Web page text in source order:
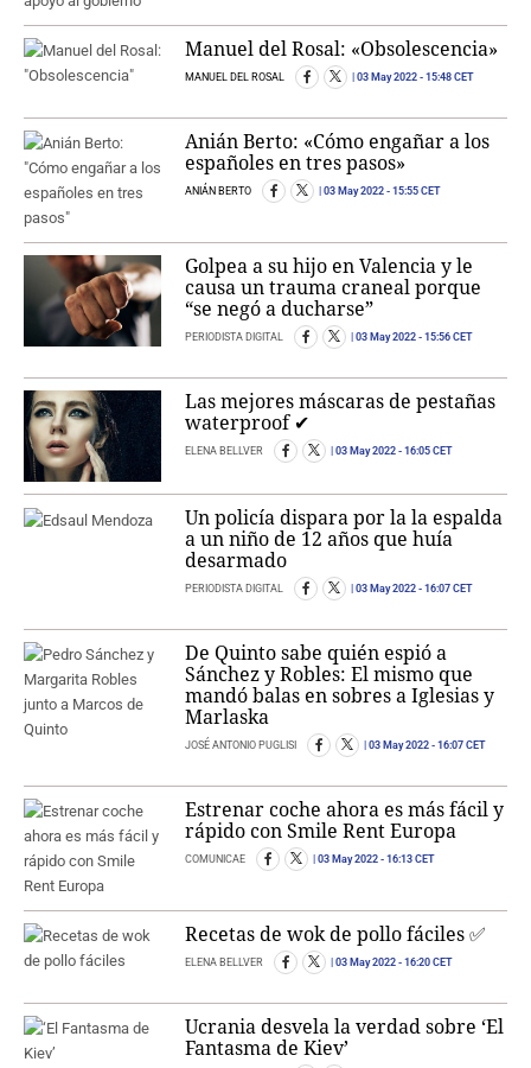
Manuel del Rosal: «Obsolescencia»
MANUEL DEL ROSAL 03 May 2022 - 15:48 CET
Anián Berto: «Cómo engañar a los
españoles en tres pasos»
ANIÁN BERTO 03 May 2022 - 15:55 CET
Golpea a su hijo en Valencia y le
causa un trauma craneal porque
“se negó a ducharse”
PERIODISTA DIGITAL 03 May 2022 - 15:56 CET
Las mejores máscaras de pestañas
waterproof ✔
ELENA BELLVER 03 May 2022 - 16:05 CET
Un policía dispara por la la espalda
a un niño de 12 años que huía
desarmado
PERIODISTA DIGITAL 03 May 2022 - 16:07 CET
De Quinto sabe quién espió a
Sánchez y Robles: El mismo que
mandó balas en sobres a Iglesias y
Marlaska
JOSÉ ANTONIO PUGLISI 03 May 2022 - 16:07 CET
Estrenar coche ahora es más fácil y
rápido con Smile Rent Europa
COMUNICAE 03 May 2022 - 16:13 CET
Recetas de wok de pollo fáciles ✅
ELENA BELLVER 03 May 2022 - 16:20 CET
Ucrania desvela la verdad sobre ‘El
Fantasma de Kiev’